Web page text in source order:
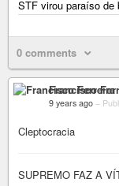
STF virou paraíso de
0 comments
Francisco
9 years ago –
Cleptocracia
SUPREMO FAZ A